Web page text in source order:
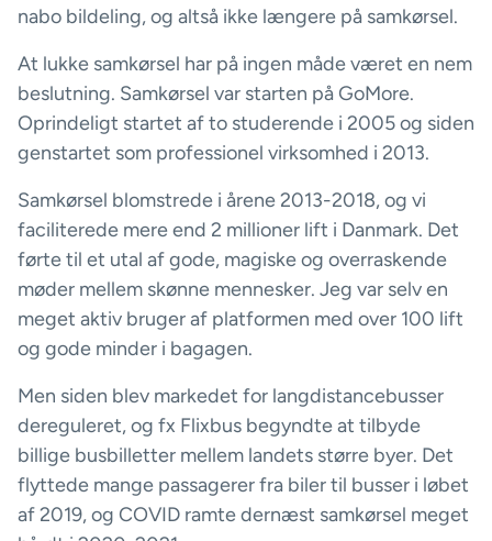
nabo bildeling, og altså ikke længere på samkørsel.
At lukke samkørsel har på ingen måde været en nem
beslutning. Samkørsel var starten på GoMore.
Oprindeligt startet af to studerende i 2005 og siden
genstartet som professionel virksomhed i 2013.
Samkørsel blomstrede i årene 2013-2018, og vi
faciliterede mere end 2 millioner lift i Danmark. Det
førte til et utal af gode, magiske og overraskende
møder mellem skønne mennesker. Jeg var selv en
meget aktiv bruger af platformen med over 100 lift
og gode minder i bagagen.
Men siden blev markedet for langdistancebusser
dereguleret, og fx Flixbus begyndte at tilbyde
billige busbilletter mellem landets større byer. Det
flyttede mange passagerer fra biler til busser i løbet
af 2019, og COVID ramte dernæst samkørsel meget